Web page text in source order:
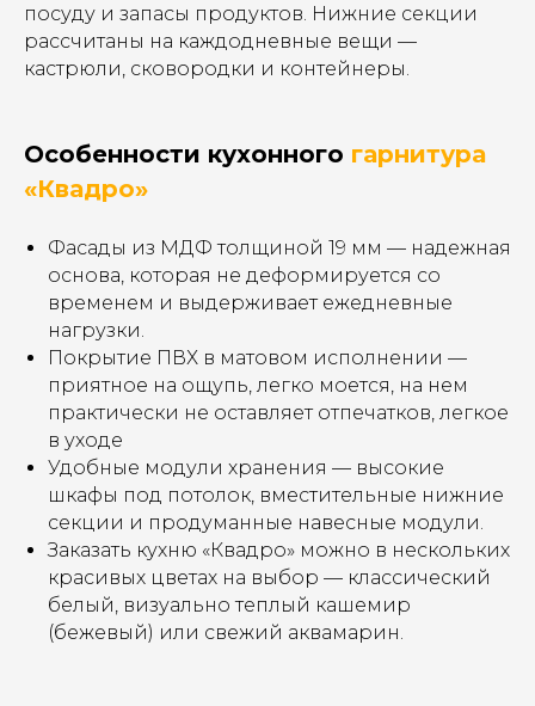
посуду и запасы продуктов. Нижние секции
рассчитаны на каждодневные вещи —
кастрюли, сковородки и контейнеры.
Особенности кухонного гарнитура
«Квадро»
Фасады из МДФ толщиной 19 мм — надежная
основа, которая не деформируется со
временем и выдерживает ежедневные
нагрузки.
Покрытие ПВХ в матовом исполнении —
приятное на ощупь, легко моется, на нем
практически не оставляет отпечатков, легкое
в уходе
Удобные модули хранения — высокие
шкафы под потолок, вместительные нижние
секции и продуманные навесные модули.
Заказать кухню «Квадро» можно в нескольких
красивых цветах на выбор — классический
белый, визуально теплый кашемир
(бежевый) или свежий аквамарин.